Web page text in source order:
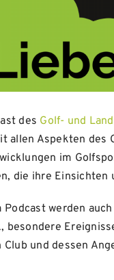
des Golf- und
allen Aspekten des
im
die ihre Einsichten
werden
und dessen